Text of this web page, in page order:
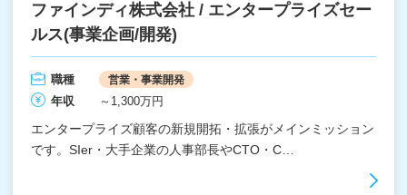
ファインディ株式会社 / エンタープライズセー
ルス(事業企画/開発)
職種 営業・事業開発
年収 ～1,300万円
エンタープライズ顧客の新規開拓・拡張がメインミッション
です。SIer・大手企業の人事部長やCTO・C…